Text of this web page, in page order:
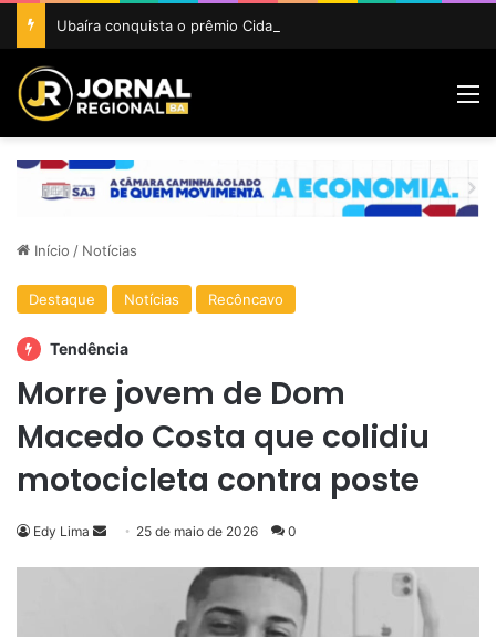
Início / Notícias
Destaque Notícias Recôncavo
Tendência
Morre jovem de Dom
Macedo Costa que colidiu
motocicleta contra poste
Edy Lima
Mande25 de maio de 2026 0